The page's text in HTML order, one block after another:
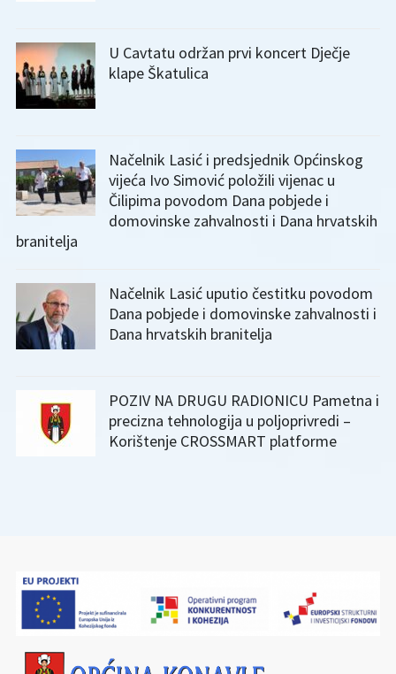
U Cavtatu održan prvi koncert Dječje
klape Škatulica
Načelnik Lasić i predsjednik Općinskog
vijeća Ivo Simović položili vijenac u
Čilipima povodom Dana pobjede i
domovinske zahvalnosti i Dana hrvatskih
branitelja
Načelnik Lasić uputio čestitku povodom
Dana pobjede i domovinske zahvalnosti i
Dana hrvatskih branitelja
POZIV NA DRUGU RADIONICU Pametna i
precizna tehnologija u poljoprivredi –
Korištenje CROSSMART platforme